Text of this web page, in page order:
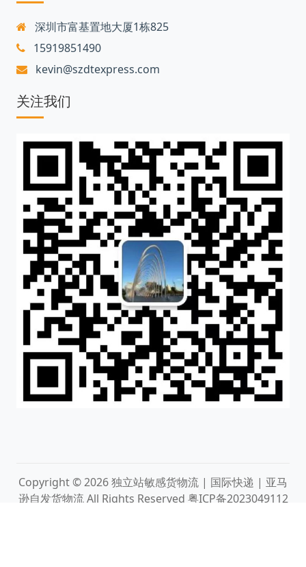
深圳市富基置地大厦1栋825
15919851490
kevin@szdtexpress.com
关注我们
Copyright © 2026独立站敏感货物流 | 国际快递 | 亚马
逊自发货物流All Rights Reserved 粤ICP备2023049112